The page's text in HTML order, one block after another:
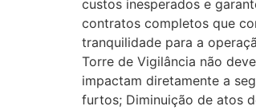
custos inesperados e
contratos completos que
tranquilidade para a
Torre de Vigilância não
impactam diretamente a
furtos; Diminuição de atos